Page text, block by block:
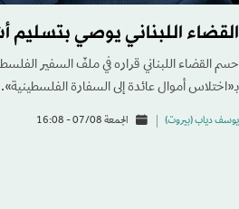
القضاء اللبناني يوصي بتسليم
حسم القضاء اللبناني قراره في ملفّ السفير
بـ«اختلاس أموال عائدة إلى السفارة الفلسطينية».
يوسف دياب (بيروت) الجمعة 07/08 - 16:08